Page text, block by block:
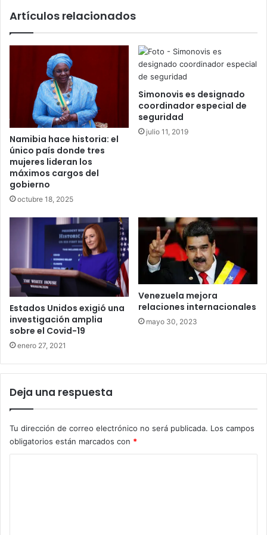
Artículos relacionados
Namibia hace historia: el
único país donde tres
mujeres lideran los
máximos cargos del
gobierno
octubre 18, 2025
Simonovis es designado
coordinador especial de
seguridad
julio 11, 2019
Estados Unidos exigió una
investigación amplia
sobre el Covid-19
enero 27, 2021
Venezuela mejora
relaciones internacionales
mayo 30, 2023
Deja una respuesta
Tu dirección de correo electrónico no será publicada. Los campos
obligatorios están marcados con *